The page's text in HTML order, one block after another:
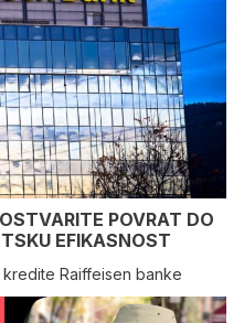
POVRAT DO
EFIKASNOST
Raiffeisen banke